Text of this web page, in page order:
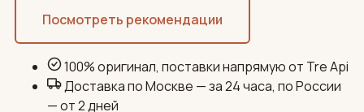
Посмотреть рекомендации
100% оригинал, поставки напрямую от Tre Api
Доставка по Москве — за 24 часа, по России
— от 2 дней